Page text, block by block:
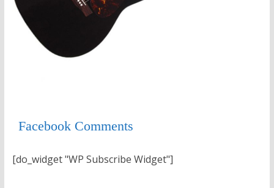
Facebook Comments
[do_widget "WP Subscribe Widget"]